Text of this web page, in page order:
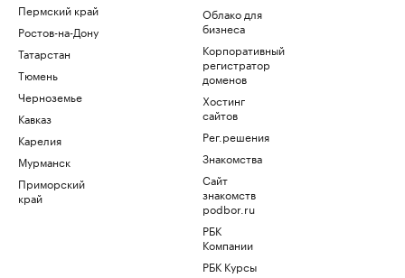
Пермский край
Ростов-на-Дону
Татарстан
Тюмень
Черноземье
Кавказ
Карелия
Мурманск
Приморский
край
Облако для
бизнеса
Корпоративный
регистратор
доменов
Хостинг
сайтов
Рег.решения
Знакомства
Сайт
знакомств
podbor.ru
РБК
Компании
РБК Курсы